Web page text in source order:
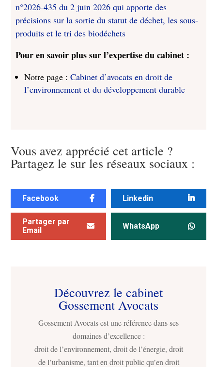
n°2026-435 du 2 juin 2026 qui apporte des
précisions sur la sortie du statut de déchet, les sous-
produits et le tri des biodéchets
Pour en savoir plus sur l’expertise du cabinet :
Notre page :Cabinet d’avocats en droit de
l’environnement et du développement durable
Vous avez apprécié cet article ?
Partagez le sur les réseaux sociaux :
Facebook Linkedin
Partager par
Email
WhatsApp
Découvrez le cabinet
Gossement Avocats
Gossement Avocats est une référence dans ses
domaines d’excellence :
droit de l’environnement, droit de l’énergie, droit
de l’urbanisme, tant en droit public qu’en droit